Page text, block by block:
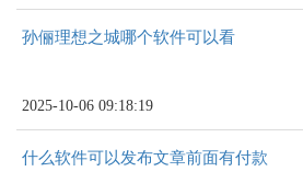
孙俪理想之城哪个软件可以看
2025-10-06 09:18:19
什么软件可以发布文章前面有付款